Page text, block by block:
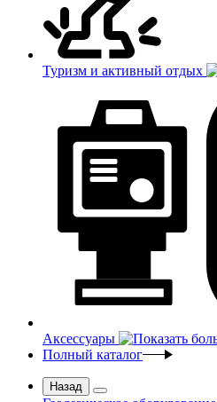
Туризм и активный отдых
Аксессуары
Полный каталог
Назад